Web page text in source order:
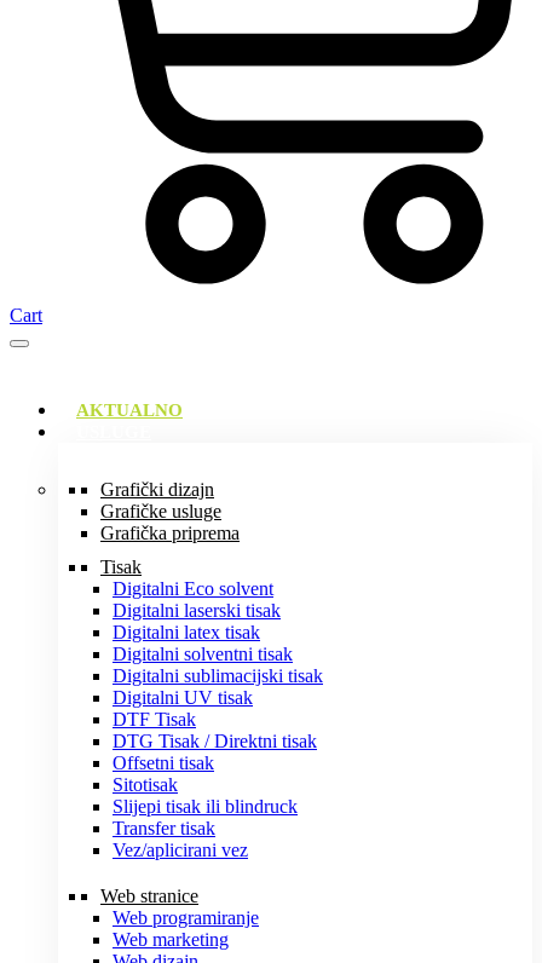
Cart
AKTUALNO
Grafički dizajn
Grafičke usluge
Grafička priprema
Tisak
Digitalni Eco solvent
Digitalni laserski tisak
Digitalni latex tisak
Digitalni solventni tisak
Digitalni sublimacijski tisak
Digitalni UV tisak
DTF Tisak
DTG Tisak / Direktni tisak
Offsetni tisak
Sitotisak
Slijepi tisak ili blindruck
Transfer tisak
Vez/aplicirani vez
Web stranice
Web programiranje
Web marketing